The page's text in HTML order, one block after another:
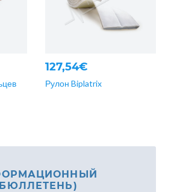
127,54€
Рулон Biplatrix